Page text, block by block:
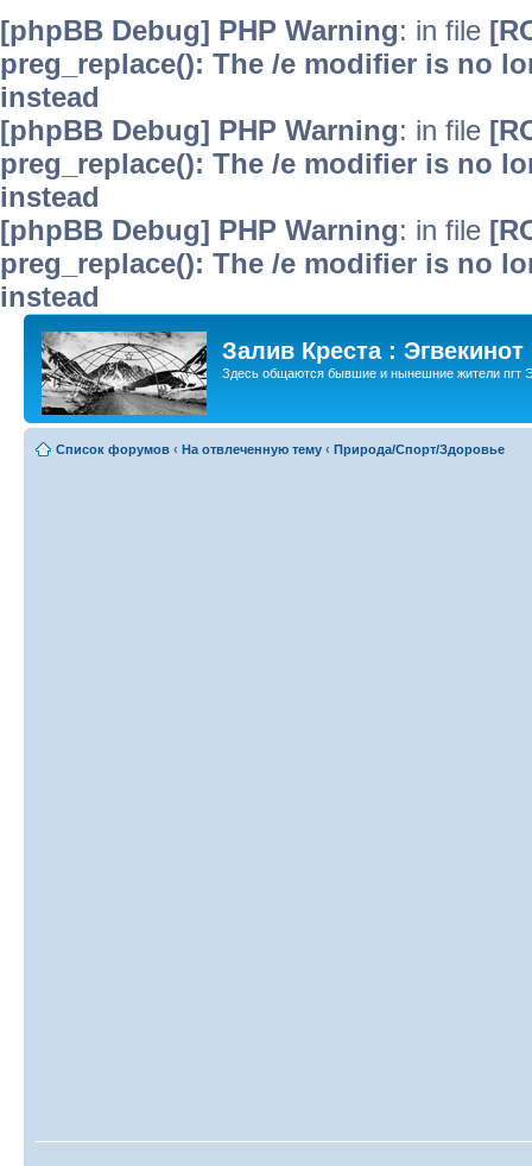
[phpBB Debug] PHP Warning: in file
preg_replace(): The /e modifier is no
instead
[phpBB Debug] PHP Warning: in file
preg_replace(): The /e modifier is no
instead
[phpBB Debug] PHP Warning: in file
preg_replace(): The /e modifier is no
instead
Залив Креста : Эгвекинот
Здесь общаются бывшие и нынешние жители пгт
Список форумов ‹ На отвлеченную тему ‹ Природа/Спорт/Здоровье